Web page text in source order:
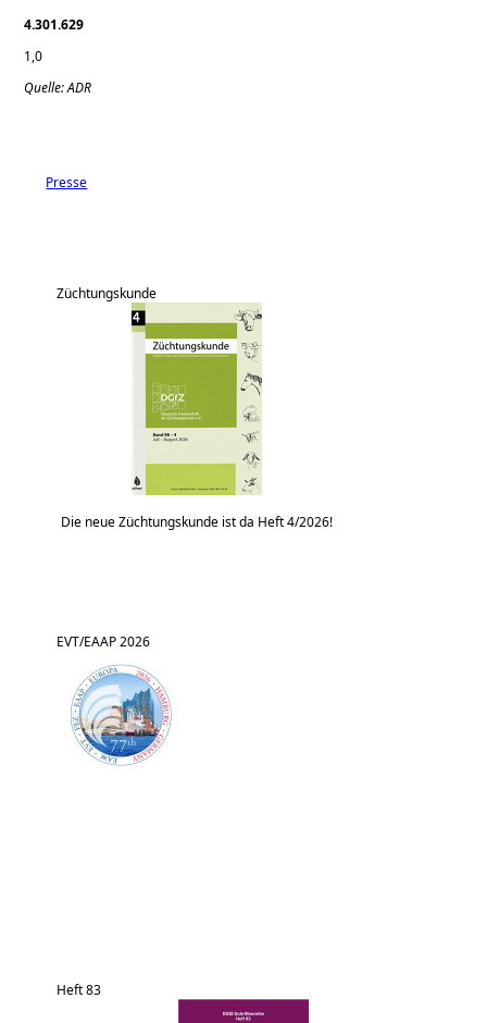
4.301.629
1,0
Quelle: ADR
Presse
Züchtungskunde
Die neue Züchtungskunde ist da Heft 4/2026!
EVT/EAAP 2026
Heft 83